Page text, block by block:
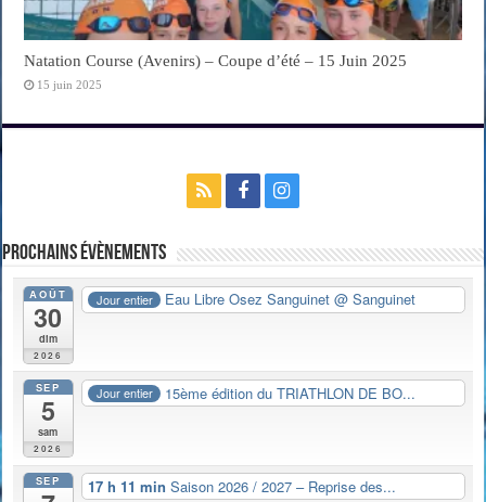
Natation Course (Avenirs) – Coupe d’été – 15 Juin 2025
15 juin 2025
Prochains évènements
AOÛT
30
dim
2026
Jour entier Eau Libre Osez Sanguinet@ Sanguinet
SEP
5
sam
2026
Jour entier 15ème édition du TRIATHLON DE BO...
SEP 17 h 11 min Saison 2026 / 2027 – Reprise des...